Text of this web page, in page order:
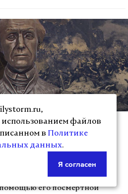
использованием файлов
в Политике
данных.
Я согласен
внешность
Александра
помощью его посмертной